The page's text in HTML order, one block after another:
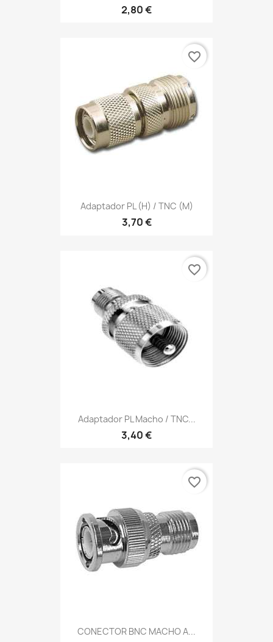
2,80 €
Adaptador PL (h) / TNC (m)
3,70 €
favorite_border
Adaptador PL Macho / TNC...
3,40 €
favorite_border
CONECTOR BNC MACHO A...
favorite_border